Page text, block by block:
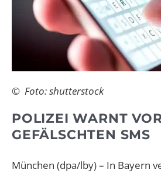
© Foto: shutterstock
POLIZEI WARNT
GEFÄLSCHTEN SMS
München (dpa/lby) – In Bayern